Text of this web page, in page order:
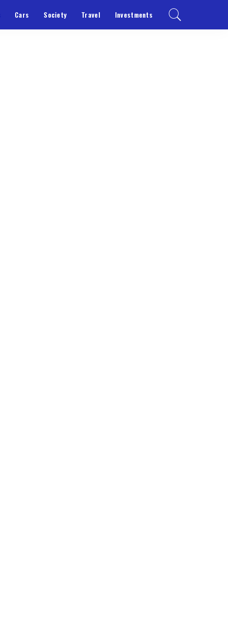
Cars Society Travel Investments